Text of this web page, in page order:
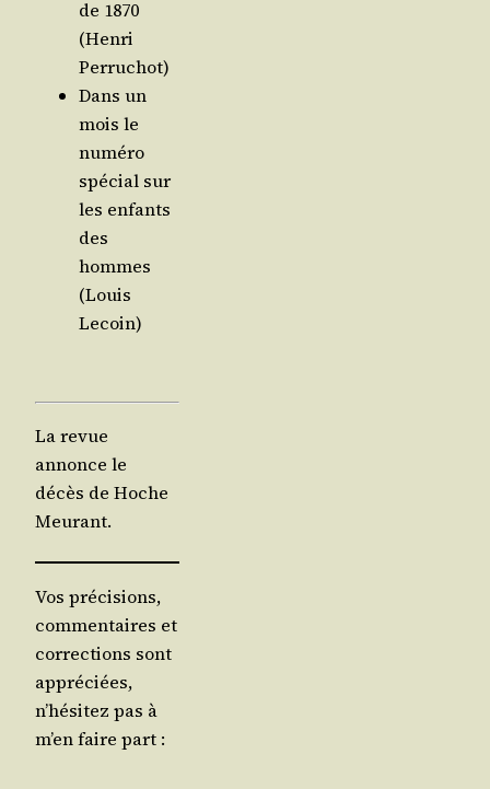
de 1870
(Hen­ri
Perruchot)
Dans un
mois le
numé­ro
spé­cial sur
les enfants
des
hommes
(Louis
Lecoin)
La revue
annonce le
décès de Hoche
Meurant.
Vos précisions,
commentaires et
corrections sont
appréciées,
n’hésitez pas à
m’en faire part :